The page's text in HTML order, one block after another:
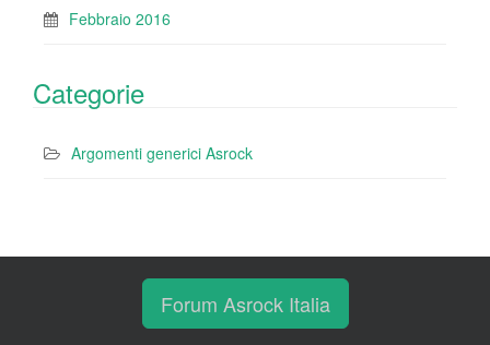
Febbraio 2016
Categorie
Argomenti generici Asrock
Forum Asrock Italia